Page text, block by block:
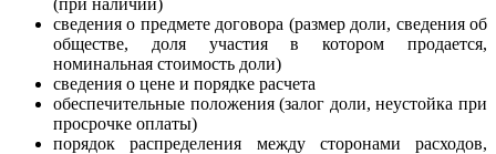
(при наличии)
сведения о предмете договора (размер доли, сведения об
обществе, доля участия в котором продается,
номинальная стоимость доли)
сведения о цене и порядке расчета
обеспечительные положения (залог доли, неустойка при
просрочке оплаты)
порядок распределения между сторонами расходов,